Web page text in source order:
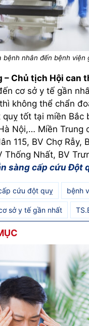
bệnh nhân đến bệnh
– Chủ tịch Hội can
cơ sở y tế gần
không thể chẩn
tốt tại miền Bắc
Nội,… Miền Trung
115, BV Chợ Rẫy,
Thống Nhất, BV
sàng cấp cứu Đột
cứu đột quỵ bệnh
sở y tế gần nhất